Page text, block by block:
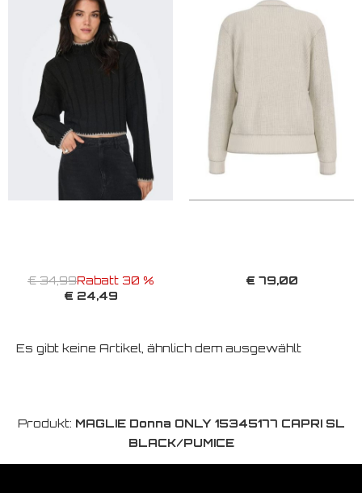
€ 34,99Rabatt 30 %
€ 24,49
€ 79,00
Es gibt keine Artikel, ähnlich dem ausgewählt
Produkt: MAGLIE Donna ONLY 15345177 CAPRI SL
BLACK/PUMICE